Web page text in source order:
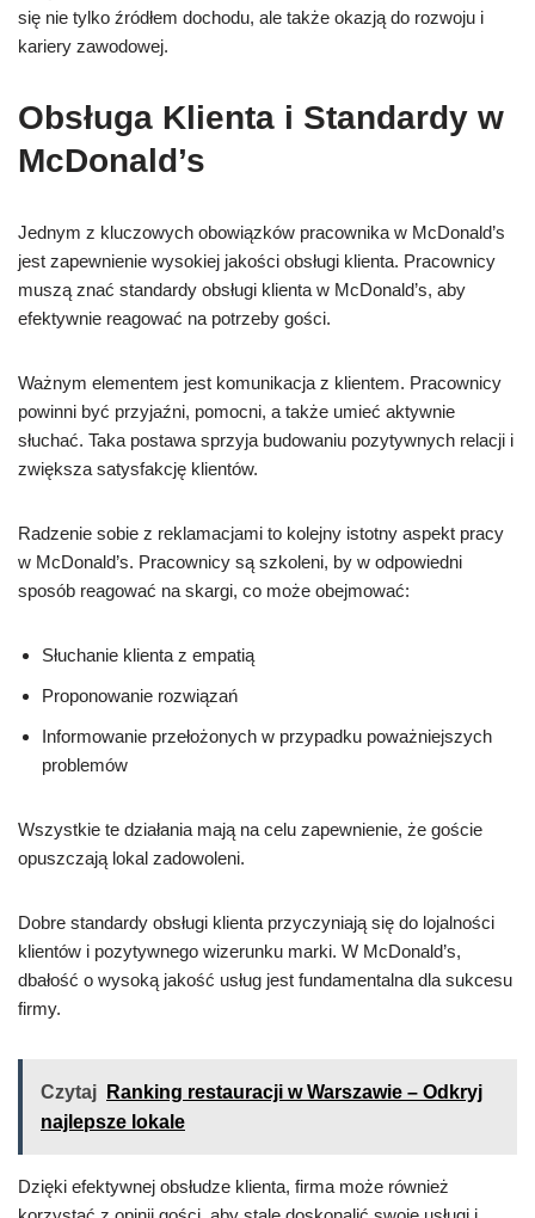
się nie tylko źródłem dochodu, ale także okazją do rozwoju i
kariery zawodowej.
Obsługa Klienta i Standardy w
McDonald’s
Jednym z kluczowych obowiązków pracownika w McDonald’s
jest zapewnienie wysokiej jakości obsługi klienta. Pracownicy
muszą znać standardy obsługi klienta w McDonald’s, aby
efektywnie reagować na potrzeby gości.
Ważnym elementem jest komunikacja z klientem. Pracownicy
powinni być przyjaźni, pomocni, a także umieć aktywnie
słuchać. Taka postawa sprzyja budowaniu pozytywnych relacji i
zwiększa satysfakcję klientów.
Radzenie sobie z reklamacjami to kolejny istotny aspekt pracy
w McDonald’s. Pracownicy są szkoleni, by w odpowiedni
sposób reagować na skargi, co może obejmować:
Słuchanie klienta z empatią
Proponowanie rozwiązań
Informowanie przełożonych w przypadku poważniejszych
problemów
Wszystkie te działania mają na celu zapewnienie, że goście
opuszczają lokal zadowoleni.
Dobre standardy obsługi klienta przyczyniają się do lojalności
klientów i pozytywnego wizerunku marki. W McDonald’s,
dbałość o wysoką jakość usług jest fundamentalna dla sukcesu
firmy.
Czytaj
Ranking restauracji w Warszawie – Odkryj
najlepsze lokale
Dzięki efektywnej obsłudze klienta, firma może również